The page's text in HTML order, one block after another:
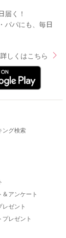
届く！
パパにも、毎日
詳しくはこちら
ング検索
＆アンケート
ゼント
プレゼント